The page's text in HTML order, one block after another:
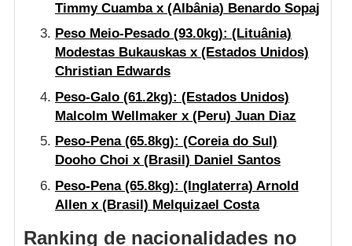
Timmy Cuamba x (Albânia) Benardo Sopaj
Peso Meio-Pesado(93.0kg): (Lituânia)
Modestas Bukauskas x (Estados Unidos)
Christian Edwards
Peso-Galo(61.2kg): (Estados Unidos)
Malcolm Wellmaker x (Peru) Juan Diaz
Peso-Pena(65.8kg): (Coreia do Sul)
Dooho Choi x (Brasil) Daniel Santos
Peso-Pena(65.8kg): (Inglaterra) Arnold
Allen x (Brasil) Melquizael Costa
Ranking de nacionalidades no